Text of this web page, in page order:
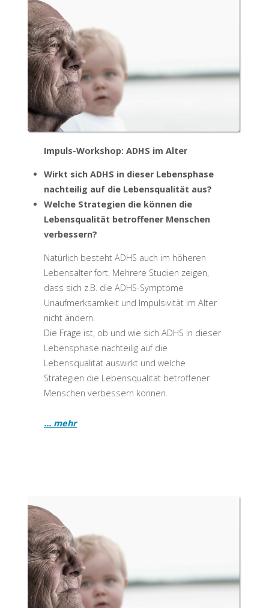
Impuls-Workshop: ADHS im Alter
Wirkt sich ADHS in dieser Lebensphase
nachteilig auf die Lebensqualität aus?
Welche Strategien die können die
Lebensqualität betroffener Menschen
verbessern?
Natürlich besteht ADHS auch im höheren
Lebensalter fort. Mehrere Studien zeigen,
dass sich z.B. die ADHS-Symptome
Unaufmerksamkeit und Impulsivität im Alter
nicht ändern.
Die Frage ist, ob und wie sich ADHS in dieser
Lebensphase nachteilig auf die
Lebensqualität auswirkt und welche
Strategien die Lebensqualität betroffener
Menschen verbessern können.
… mehr